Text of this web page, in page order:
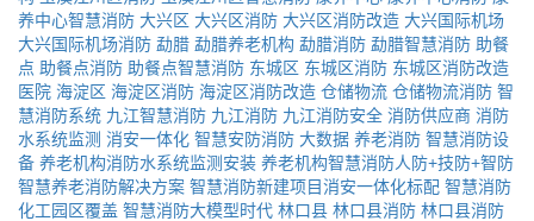
养中心智慧消防 大兴区 大兴区消防 大兴区消防改造 大兴国际机场
大兴国际机场消防 勐腊 勐腊养老机构 勐腊消防 勐腊智慧消防 助餐
点 助餐点消防 助餐点智慧消防 东城区 东城区消防 东城区消防改造
医院 海淀区 海淀区消防 海淀区消防改造 仓储物流 仓储物流消防 智
慧消防系统 九江智慧消防 九江消防 九江消防安全 消防供应商 消防
水系统监测 消安一体化 智慧安防消防 大数据 养老消防 智慧消防设
备 养老机构消防水系统监测安装 养老机构智慧消防人防+技防+智防
智慧养老消防解决方案 智慧消防新建项目消安一体化标配 智慧消防
化工园区覆盖 智慧消防大模型时代 林口县 林口县消防 林口县消防